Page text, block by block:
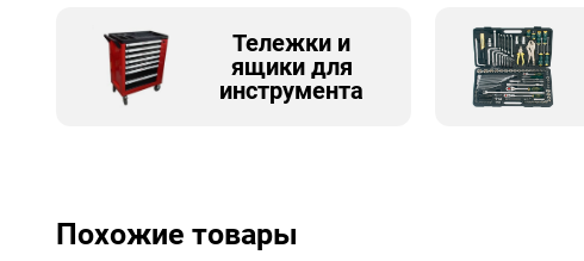
Тележки и
ящики для
инструмента
Похожие товары